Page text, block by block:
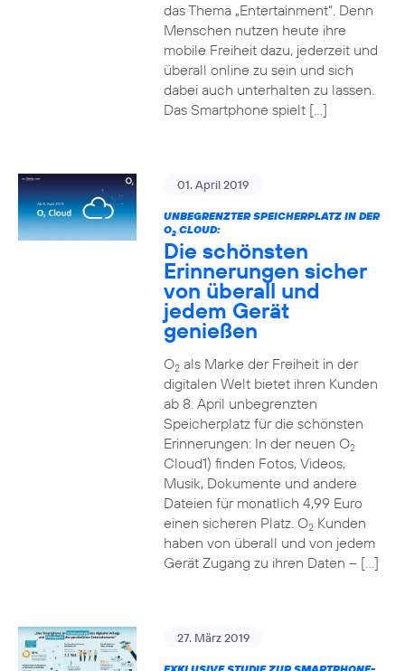
das Thema „Entertainment“. Denn
Menschen nutzen heute ihre
mobile Freiheit dazu, jederzeit und
überall online zu sein und sich
dabei auch unterhalten zu lassen.
Das Smartphone spielt […]
01. April 2019
UNBEGRENZTER SPEICHERPLATZ IN DER
O2CLOUD:
Die schönsten
Erinnerungen sicher
von überall und
jedem Gerät
genießen
O2als Marke der Freiheit in der
digitalen Welt bietet ihren Kunden
ab 8. April unbegrenzten
Speicherplatz für die schönsten
Erinnerungen: In der neuen O2
Cloud1) finden Fotos, Videos,
Musik, Dokumente und andere
Dateien für monatlich 4,99 Euro
einen sicheren Platz. O2Kunden
haben von überall und von jedem
Gerät Zugang zu ihren Daten – […]
27. März 2019